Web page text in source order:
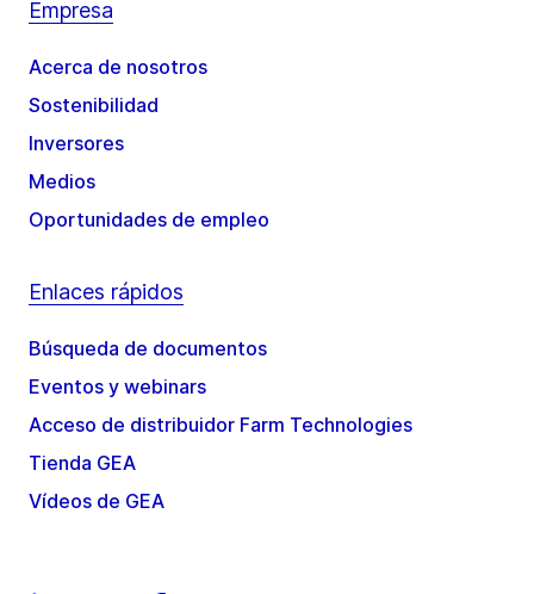
Empresa
Acerca de nosotros
Sostenibilidad
Inversores
Medios
Oportunidades de empleo
Enlaces rápidos
Búsqueda de documentos
Eventos y webinars
Acceso de distribuidor Farm Technologies
Tienda GEA
Vídeos de GEA